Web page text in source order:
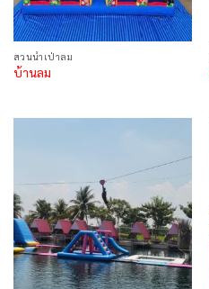
สวนน้ำเป่าลม
บ้านลม